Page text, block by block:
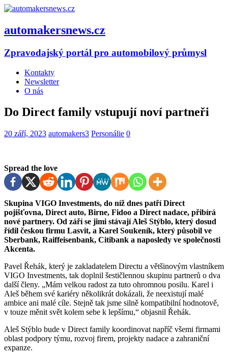
automakersnews.cz
Zpravodajský portál pro automobilový průmysl
Kontakty
Newsletter
O nás
Do Direct family vstupují noví partneři
20 září, 2023 automakers3 Personálie 0
Spread the love
Skupina VIGO Investments, do níž dnes patří Direct
pojišťovna, Direct auto, Birne, Fidoo a Direct nadace, přibírá
nové partnery. Od září se jimi stávají Aleš Stýblo, který dosud
řídil českou firmu Lasvit, a Karel Soukeník, který působil ve
Sberbank, Raiffeisenbank, Citibank a naposledy ve společnosti
Akcenta.
Pavel Řehák, který je zakladatelem Directu a většinovým vlastníkem
VIGO Investments, tak doplnil šestičlennou skupinu partnerů o dva
další členy. „Mám velkou radost za tuto ohromnou posilu. Karel i
Aleš během své kariéry několikrát dokázali, že neexistují malé
ambice ani malé cíle. Stejně tak jsme silně kompatibilní hodnotově,
v touze měnit svět kolem sebe k lepšímu,“ objasnil Řehák.
Aleš Stýblo bude v Direct family koordinovat napříč všemi firmami
oblast podpory týmu, rozvoj firem, projekty nadace a zahraniční
expanze.